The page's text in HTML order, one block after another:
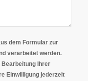
dem Formular zur
verarbeitet werden.
Bearbeitung Ihrer